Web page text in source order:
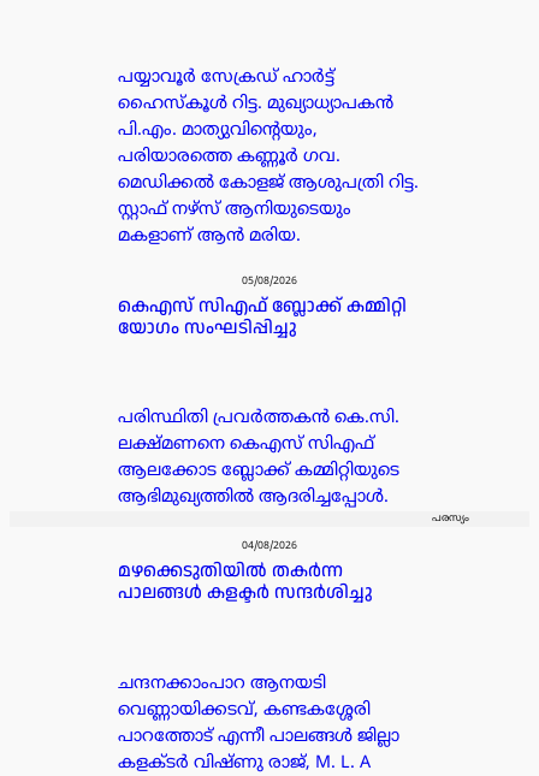
പയ്യാവൂർ സേക്രഡ് ഹാർട്ട്
ഹൈസ്കൂൾ റിട്ട. മുഖ്യാധ്യാപകൻ
പി.എം. മാത്യുവിന്റെയും,
പരിയാരത്തെ കണ്ണൂർ ഗവ.
മെഡിക്കൽ കോളജ് ആശുപത്രി റിട്ട.
സ്റ്റാഫ് നഴ്സ് ആനിയുടെയും
മകളാണ് ആൻ മരിയ.
05/08/2026
കെഎസ് സിഎഫ് ബ്ലോക്ക് കമ്മിറ്റി
യോഗം സംഘടിപ്പിച്ചു
പരിസ്ഥിതി പ്രവർത്തകൻ കെ.സി.
ലക്ഷ്മണനെ കെഎസ് സിഎഫ്
ആലക്കോട ബ്ലോക്ക് കമ്മിറ്റിയുടെ
ആഭിമുഖ്യത്തിൽ ആദരിച്ചപ്പോൾ.
പരസ്യം
04/08/2026
മഴക്കെടുതിയിൽ തകർന്ന
പാലങ്ങൾ കളക്ടർ സന്ദർശിച്ചു
ചന്ദനക്കാംപാറ ആനയടി
വെണ്ണായിക്കടവ്, കണ്ടകശ്ശേരി
പാറത്തോട് എന്നീ പാലങ്ങൾ ജില്ലാ
കളക്ടർ വിഷ്ണു രാജ്, M. L. A